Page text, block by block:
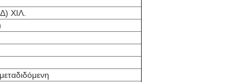
ΧΙΛ.